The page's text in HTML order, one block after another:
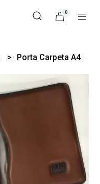
0
Porta Carpeta A4